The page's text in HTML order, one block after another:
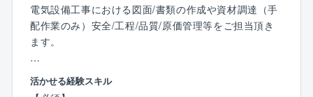
ら、グローバルな事業までを網羅しています。
自ら手を挙げた方は積極的に登用してもらえる風土が
あり、意欲のある方はどんどん成長できる環境です。
同社は技術職の人数が8割以上を占めており、技術を売
電気設備工事における図面/書類の作成や資材調達（手
配作業のみ）安全/工程/品質/原価管理等をご担当頂き
ます。
～高い信頼性と高度な設計施工技術を有する優良企業
～
活かせる経験スキル